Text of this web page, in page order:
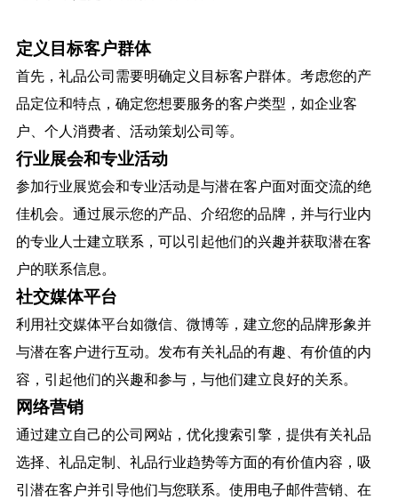
定义目标客户群体
首先，礼品公司需要明确定义目标客户群体。考虑您的产
品定位和特点，确定您想要服务的客户类型，如企业客
户、个人消费者、活动策划公司等。
行业展会和专业活动
参加行业展览会和专业活动是与潜在客户面对面交流的绝
佳机会。通过展示您的产品、介绍您的品牌，并与行业内
的专业人士建立联系，可以引起他们的兴趣并获取潜在客
户的联系信息。
社交媒体平台
利用社交媒体平台如微信、微博等，建立您的品牌形象并
与潜在客户进行互动。发布有关礼品的有趣、有价值的内
容，引起他们的兴趣和参与，与他们建立良好的关系。
网络营销
通过建立自己的公司网站，优化搜索引擎，提供有关礼品
选择、礼品定制、礼品行业趋势等方面的有价值内容，吸
引潜在客户并引导他们与您联系。使用电子邮件营销、在